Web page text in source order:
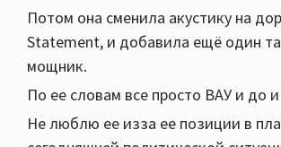
Потом она сменила акустику на
Statement, и добавила ещё один
мощник.
По ее словам все просто ВАУ и до
Не люблю ее изза ее позиции в